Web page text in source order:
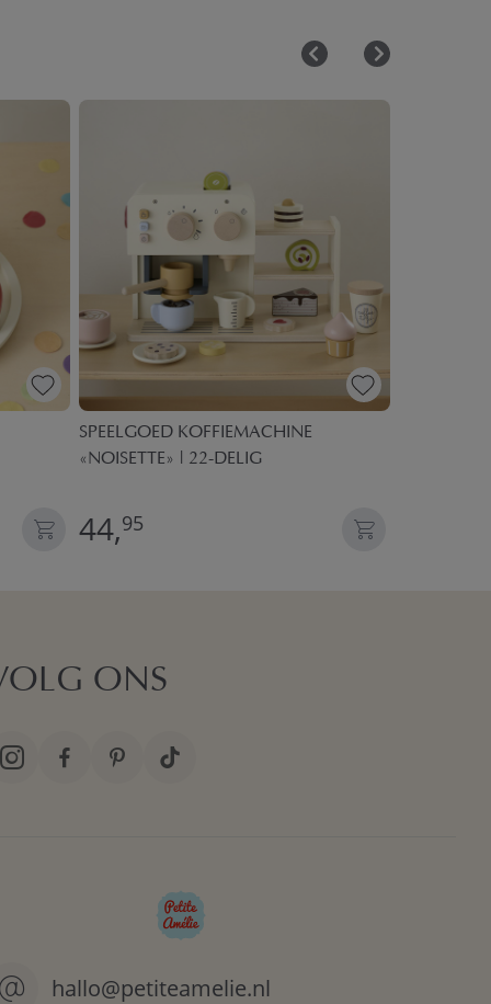
SPEELGOED KOFFIEMACHINE
«NOISETTE» | 22-DELIG
44,95
ONS
hallo@petiteamelie.nl